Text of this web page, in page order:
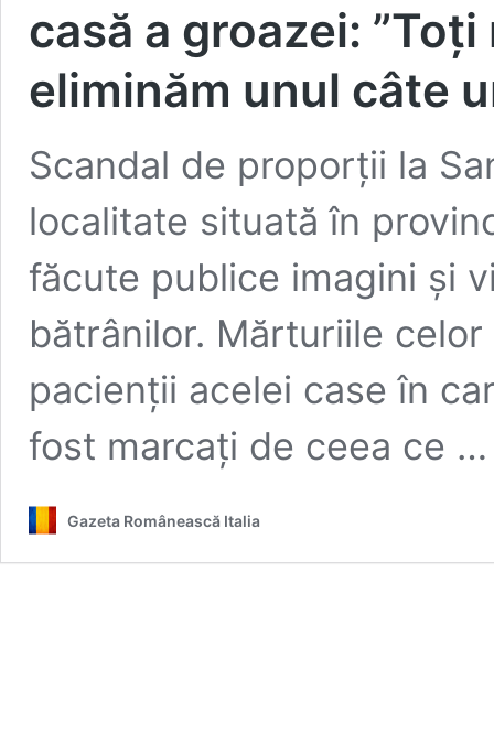
casă a groazei:
eliminăm unul câte
Scandal de proporții la
localitate situată în
făcute publice imagini și
bătrânilor. Mărturiile
pacienții acelei case în
fost marcați de ceea ce
Gazeta Românească Italia